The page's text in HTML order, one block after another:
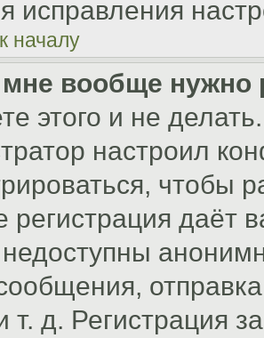
исправления
началу
вообще нужно
этого и не
настроил
чтобы
регистрация даёт
т. д. Регистрация